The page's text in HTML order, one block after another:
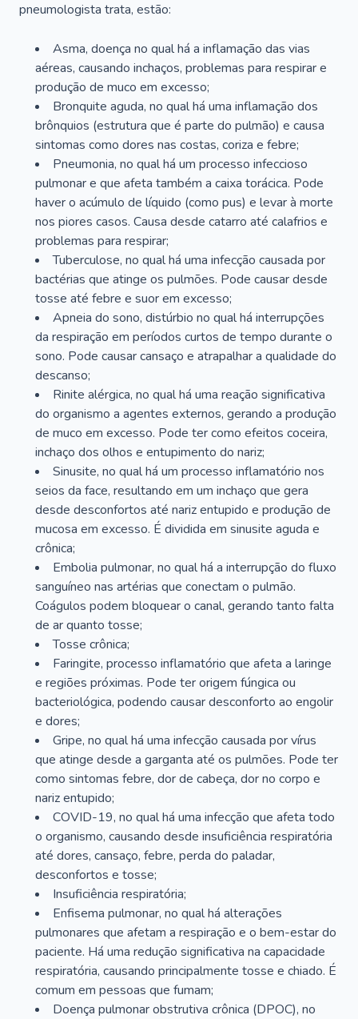
pneumologista trata, estão:
Asma, doença no qual há a inflamação das vias
aéreas, causando inchaços, problemas para respirar e
produção de muco em excesso;
Bronquite aguda, no qual há uma inflamação dos
brônquios (estrutura que é parte do pulmão) e causa
sintomas como dores nas costas, coriza e febre;
Pneumonia, no qual há um processo infeccioso
pulmonar e que afeta também a caixa torácica. Pode
haver o acúmulo de líquido (como pus) e levar à morte
nos piores casos. Causa desde catarro até calafrios e
problemas para respirar;
Tuberculose, no qual há uma infecção causada por
bactérias que atinge os pulmões. Pode causar desde
tosse até febre e suor em excesso;
Apneia do sono, distúrbio no qual há interrupções
da respiração em períodos curtos de tempo durante o
sono. Pode causar cansaço e atrapalhar a qualidade do
descanso;
Rinite alérgica, no qual há uma reação significativa
do organismo a agentes externos, gerando a produção
de muco em excesso. Pode ter como efeitos coceira,
inchaço dos olhos e entupimento do nariz;
Sinusite, no qual há um processo inflamatório nos
seios da face, resultando em um inchaço que gera
desde desconfortos até nariz entupido e produção de
mucosa em excesso. É dividida em sinusite aguda e
crônica;
Embolia pulmonar, no qual há a interrupção do fluxo
sanguíneo nas artérias que conectam o pulmão.
Coágulos podem bloquear o canal, gerando tanto falta
de ar quanto tosse;
Tosse crônica;
Faringite, processo inflamatório que afeta a laringe
e regiões próximas. Pode ter origem fúngica ou
bacteriológica, podendo causar desconforto ao engolir
e dores;
Gripe, no qual há uma infecção causada por vírus
que atinge desde a garganta até os pulmões. Pode ter
como sintomas febre, dor de cabeça, dor no corpo e
nariz entupido;
COVID-19, no qual há uma infecção que afeta todo
o organismo, causando desde insuficiência respiratória
até dores, cansaço, febre, perda do paladar,
desconfortos e tosse;
Insuficiência respiratória;
Enfisema pulmonar, no qual há alterações
pulmonares que afetam a respiração e o bem-estar do
paciente. Há uma redução significativa na capacidade
respiratória, causando principalmente tosse e chiado. É
comum em pessoas que fumam;
Doença pulmonar obstrutiva crônica (DPOC), no